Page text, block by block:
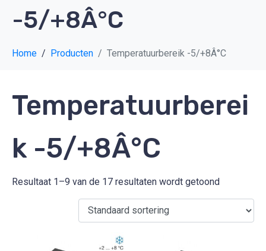
-5/+8Â°C
Home Producten Temperatuurbereik -5/+8Â°C
Temperatuurberei
k -5/+8Â°C
Resultaat 1–9 van de 17 resultaten wordt getoond